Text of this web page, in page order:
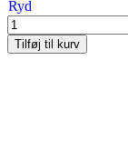
Ryd
Tilføj til kurv